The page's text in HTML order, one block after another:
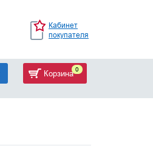
Кабинет
покупателя
Корзина 0